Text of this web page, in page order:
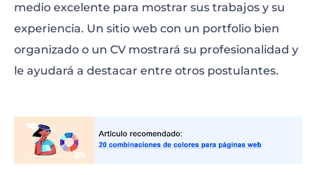
medio excelente para mostrar sus trabajos y su
experiencia. Un sitio web con un portfolio bien
organizado o un CV mostrará su profesionalidad y
le ayudará a destacar entre otros postulantes.